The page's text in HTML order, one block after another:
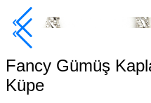
Yeni Ürün
Fancy Gümüş
Küpe